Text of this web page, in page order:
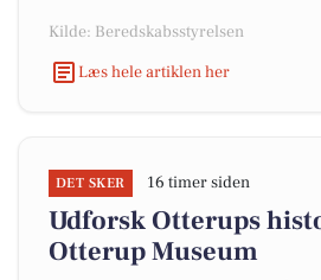
Kilde: Beredskabsstyrelsen
Læs hele artiklen her
DET SKER 16 timer siden
Udforsk Otterups
Otterup Museum